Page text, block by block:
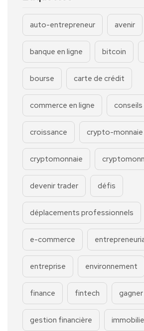
auto-entrepreneur avenir
banque en ligne bitcoin
bourse carte de crédit
commerce en ligne
croissance crypto-monnaie
cryptomonnaie
devenir trader défis
déplacements professionnels
e-commerce
entreprise environnement
finance fintech
gestion financière